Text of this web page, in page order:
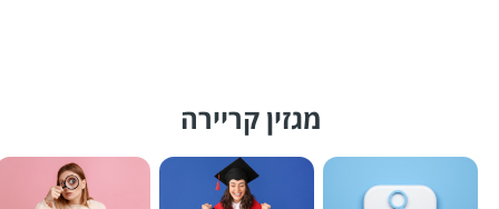
מגזין קריירה